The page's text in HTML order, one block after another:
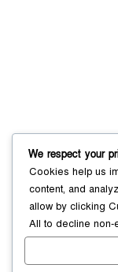
We respect your
Cookies help us
content, and
allow by clicking
All to decline non-